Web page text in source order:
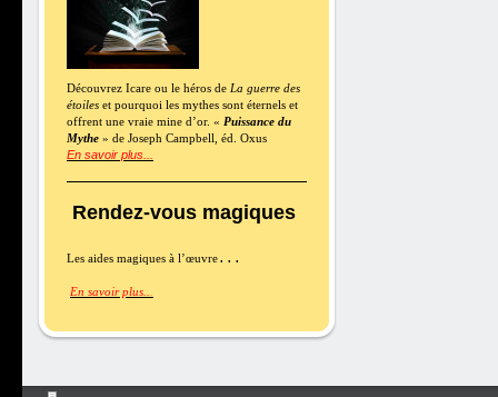
Découvrez Icare ou le héros de La guerre des
étoiles et pourquoi les mythes sont éternels et
offrent une vraie mine d’or. « Puissance du
Mythe » de Joseph Campbell, éd. Oxus
En savoir plus...
Rendez-vous magiques
Les aides magiques à l’œuvre
En savoir plus..